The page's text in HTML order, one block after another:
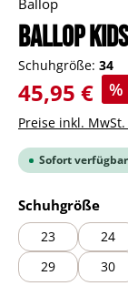
Ballop
BALLOP
Schuhgröße: 34
Verkaufspreis:
45,95 € %
Preise inkl.
Sofort
Schuhgröße
23 24
29
30